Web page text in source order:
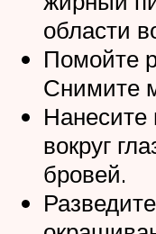
области
Помойте
Снимите
Нанесите
вокруг
бровей.